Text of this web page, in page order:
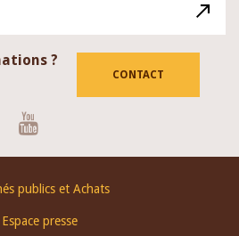
?
CONTACT
publics et Achats
Espace presse